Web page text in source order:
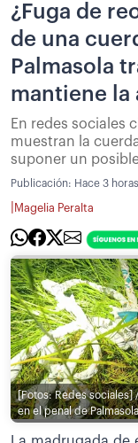
¿Fuga de
de una
Palmasola
mantiene la
En redes sociales
muestran la
suponer un
Publicación: Hace 3 horas
Magelia Peralta
[Fotos: Redes sociales]
en el penal de Palmasola